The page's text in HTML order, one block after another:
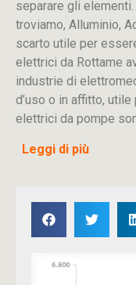
separare gli
troviamo, Alluminio,
scarto utile per
elettrici da Rottame
industrie di
d’uso o in affitto,
elettrici da pompe
Leggi di più